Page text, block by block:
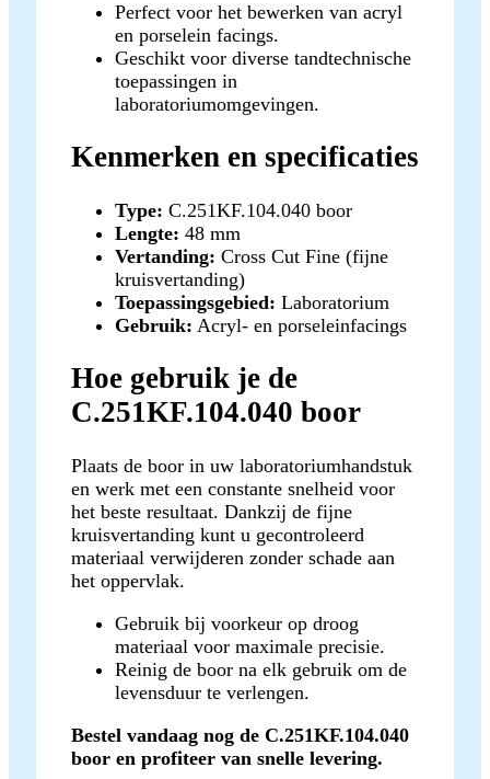
Perfect voor het bewerken van acryl
en porselein facings.
Geschikt voor diverse tandtechnische
toepassingen in
laboratoriumomgevingen.
Kenmerken en specificaties
Type: C.251KF.104.040 boor
Lengte: 48 mm
Vertanding: Cross Cut Fine (fijne
kruisvertanding)
Toepassingsgebied: Laboratorium
Gebruik: Acryl- en porseleinfacings
Hoe gebruik je de
C.251KF.104.040 boor
Plaats de boor in uw laboratoriumhandstuk
en werk met een constante snelheid voor
het beste resultaat. Dankzij de fijne
kruisvertanding kunt u gecontroleerd
materiaal verwijderen zonder schade aan
het oppervlak.
Gebruik bij voorkeur op droog
materiaal voor maximale precisie.
Reinig de boor na elk gebruik om de
levensduur te verlengen.
Bestel vandaag nog de C.251KF.104.040
boor en profiteer van snelle levering.